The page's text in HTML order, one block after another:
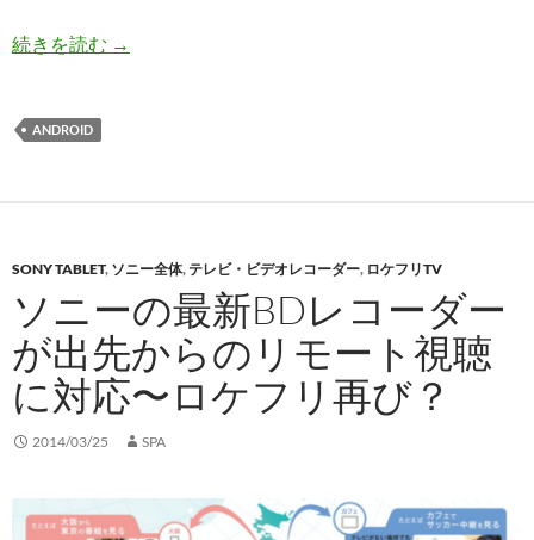
続きを読む PS Vita「naspocket」とAndroid「nasne
→
ANDROID
SONY TABLET, ソニー全体,テレビ・ビデオレコーダー, ロケフリTV
ソニーの最新BDレコーダー
が出先からのリモート視聴
に対応〜ロケフリ再び？
2014/03/25 SPA